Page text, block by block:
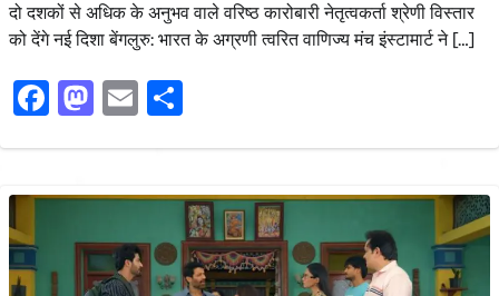
दो दशकों से अधिक के अनुभव वाले वरिष्ठ कारोबारी नेतृत्वकर्ता श्रेणी विस्तार
को देंगे नई दिशा बेंगलुरु: भारत के अग्रणी त्वरित वाणिज्य मंच इंस्टामार्ट ने […]
Facebook
Mastodon
Email